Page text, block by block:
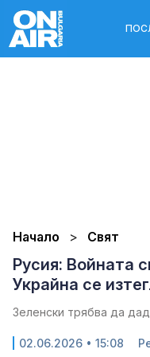
Начало Свят
Русия: Войната
Украйна се
Зеленски трябва да
02.06.2026 • 15:08